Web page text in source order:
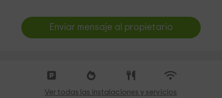
Enviar mensaje al propietario
Ver todas las instalaciones y servicios